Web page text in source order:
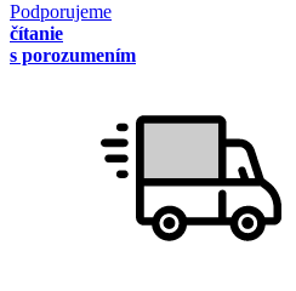
Podporujeme
čítanie
s porozumením